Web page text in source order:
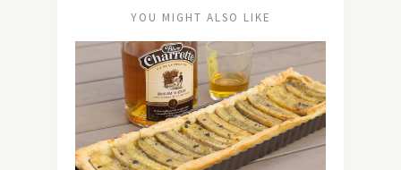
YOU MIGHT ALSO LIKE